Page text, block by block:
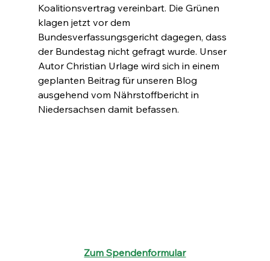
Koalitionsvertrag vereinbart. Die Grünen
klagen jetzt vor dem
Bundesverfassungsgericht dagegen, dass
der Bundestag nicht gefragt wurde. Unser
Autor Christian Urlage wird sich in einem
geplanten Beitrag für unseren Blog
ausgehend vom Nährstoffbericht in
Niedersachsen damit befassen.
Zum Spendenformular